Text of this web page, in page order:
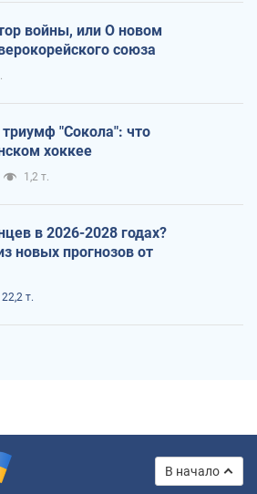
войны, или О новом
союза
"Сокола": что
хоккее
1,2 т.
в 2026-2028 годах?
новых прогнозов от
22,2 т.
В начало